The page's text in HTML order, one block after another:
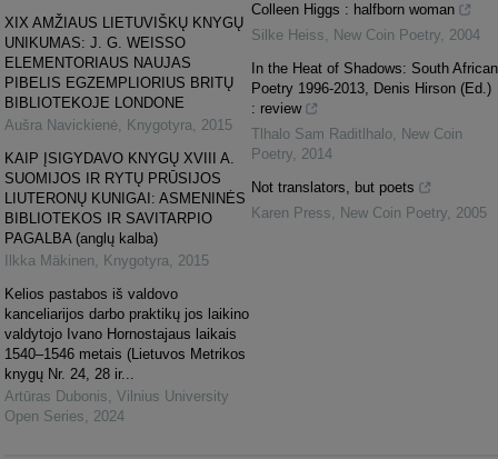
XIX AMŽIAUS LIETUVIŠKŲ KNYGŲ
UNIKUMAS: J. G. WEISSO
ELEMENTORIAUS NAUJAS
PIBELIS EGZEMPLIORIUS BRITŲ
BIBLIOTEKOJE LONDONE
Aušra Navickienė, Knygotyra, 2015
KAIP ĮSIGYDAVO KNYGŲ XVIII A.
SUOMIJOS IR RYTŲ PRŪSIJOS
LIUTERONŲ KUNIGAI: ASMENINĖS
BIBLIOTEKOS IR SAVITARPIO
PAGALBA (anglų kalba)
Ilkka Mäkinen, Knygotyra, 2015
Kelios pastabos iš valdovo
kanceliarijos darbo praktikų jos laikino
valdytojo Ivano Hornostajaus laikais
1540–1546 metais (Lietuvos Metrikos
knygų Nr. 24, 28 ir...
Artūras Dubonis, Vilnius University
Open Series, 2024
Colleen Higgs : halfborn woman
Silke Heiss, New Coin Poetry, 2004
In the Heat of Shadows: South African
Poetry 1996-2013, Denis Hirson (Ed.)
: review
Tlhalo Sam Raditlhalo, New Coin
Poetry, 2014
Not translators, but poets
Karen Press, New Coin Poetry, 2005